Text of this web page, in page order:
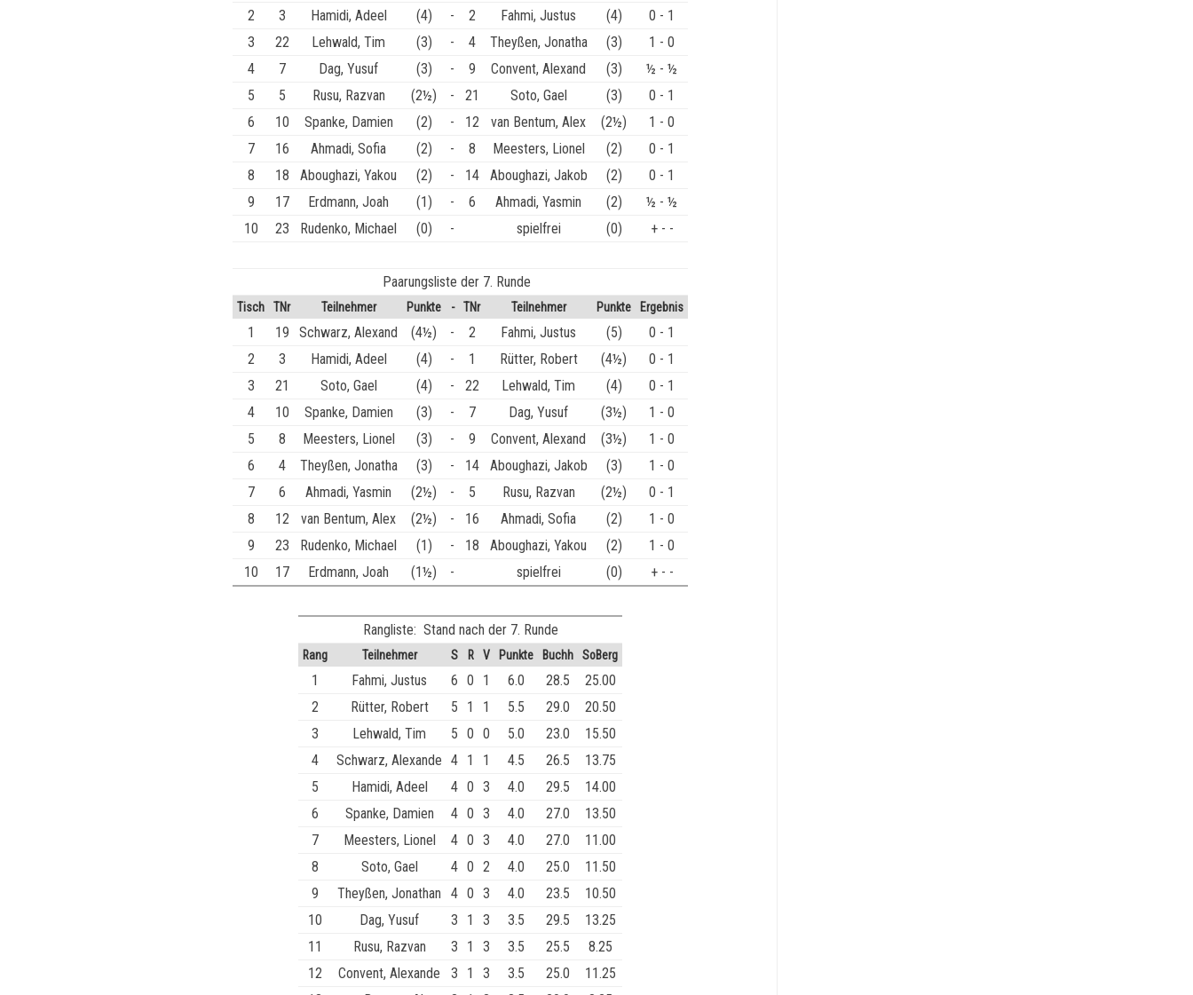
2
3 Hamidi, Adeel (4) - 2 Fahmi, Justus (4)
0 - 1
3
22 Lehwald, Tim (3) - 4 Theyßen, Jonatha (3)
1 - 0
4
7 Dag, Yusuf (3) - 9 Convent, Alexand (3)
½ - ½
5
5 Rusu, Razvan (2½) - 21 Soto, Gael (3)
0 - 1
6
10 Spanke, Damien (2) - 12 van Bentum, Alex (2½)
1 - 0
7
16 Ahmadi, Sofia (2) - 8 Meesters, Lionel (2)
0 - 1
8
18 Aboughazi, Yakou (2) - 14 Aboughazi, Jakob (2)
0 - 1
9
17 Erdmann, Joah (1) - 6 Ahmadi, Yasmin (2)
½ - ½
10
23 Rudenko, Michael (0) - spielfrei (0) + - -
Paarungsliste der 7. Runde
Tisch TNr Teilnehmer Punkte - TNr Teilnehmer Punkte Ergebnis
1 19 Schwarz, Alexand (4½) - 2 Fahmi, Justus (5)
0 - 1
2
3 Hamidi, Adeel (4) - 1 Rütter, Robert (4½)
0 - 1
3
21 Soto, Gael (4) - 22 Lehwald, Tim (4)
0 - 1
4
10 Spanke, Damien (3) - 7 Dag, Yusuf (3½)
1 - 0
5
8 Meesters, Lionel (3) - 9 Convent, Alexand (3½)
1 - 0
6
4 Theyßen, Jonatha (3) - 14 Aboughazi, Jakob (3)
1 - 0
7
6 Ahmadi, Yasmin (2½) - 5 Rusu, Razvan (2½)
0 - 1
8
12 van Bentum, Alex (2½) - 16 Ahmadi, Sofia (2)
1 - 0
9
23 Rudenko, Michael (1) - 18 Aboughazi, Yakou (2)
1 - 0
10
17 Erdmann, Joah (1½) - spielfrei (0) + - -
Rangliste: Stand nach der 7. Runde
Rang Teilnehmer S R V Punkte Buchh SoBerg
1 Fahmi, Justus 6 0 1 6.0 28.5
25.00
2
Rütter, Robert 5 1 1 5.5 29.0
20.50
3
Lehwald, Tim 5 0 0 5.0 23.0
15.50
4
Schwarz, Alexande 4 1 1 4.5 26.5
13.75
5
Hamidi, Adeel 4 0 3 4.0 29.5
14.00
6
Spanke, Damien 4 0 3 4.0 27.0
13.50
7
Meesters, Lionel 4 0 3 4.0 27.0
11.00
8
Soto, Gael 4 0 2 4.0 25.0
11.50
9
Theyßen, Jonathan 4 0 3 4.0 23.5
10.50
10
Dag, Yusuf 3 1 3 3.5 29.5
13.25
11
Rusu, Razvan 3 1 3 3.5 25.5
8.25
12
Convent, Alexande 3 1 3 3.5 25.0
11.25